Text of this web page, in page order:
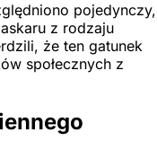
pojedynczy,
z rodzaju
że ten gatunek
społecznych z